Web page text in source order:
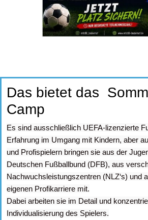
Das bietet das
Camp
Es sind ausschließlich UEFA-lizenzierte
Erfahrung im Umgang mit Kindern, aber
und Profispielern bringen sie aus der
Deutschen Fußballbund (DFB), aus
Nachwuchsleistungszentren (NLZ‘s) und
eigenen Profikarriere mit.
Dabei arbeiten sie im Detail und
Individualisierung des Spielers.